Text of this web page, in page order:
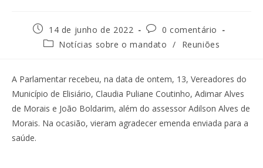
14 de junho de 2022
0 comentário
Notícias sobre o mandato / Reuniões
A Parlamentar recebeu, na data de ontem, 13, Vereadores do
Município de Elisiário, Claudia Puliane Coutinho, Adimar Alves
de Morais e João Boldarim, além do assessor Adilson Alves de
Morais. Na ocasião, vieram agradecer emenda enviada para a
saúde.